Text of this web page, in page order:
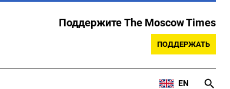
Поддержите The Moscow Times
ПОДДЕРЖАТЬ
EN